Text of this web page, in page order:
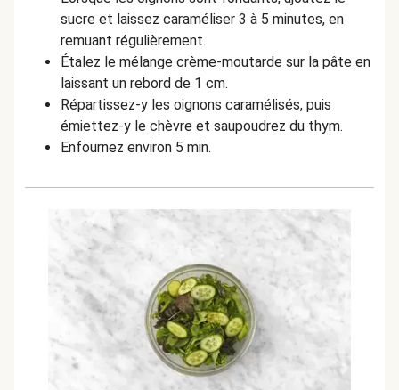
sucre et laissez caraméliser 3 à 5 minutes, en
remuant régulièrement.
Étalez le mélange crème-moutarde sur la pâte en
laissant un rebord de 1 cm.
Répartissez-y les oignons caramélisés, puis
émiettez-y le chèvre et saupoudrez du thym.
Enfournez environ 5 min.